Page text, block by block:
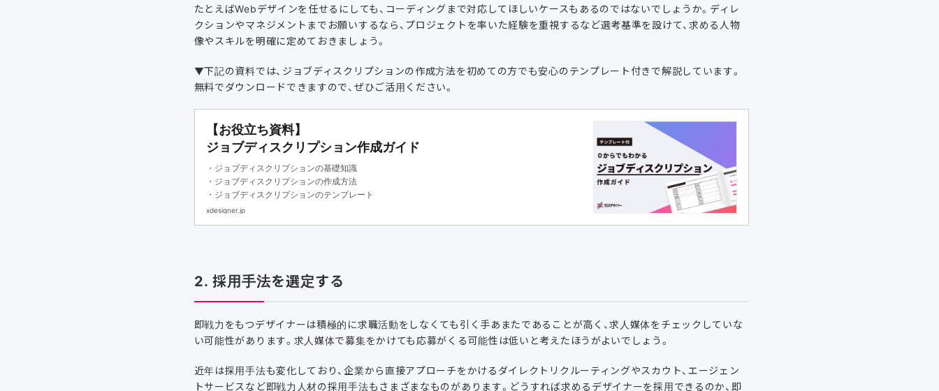
たとえばWebデザインを任せるにしても、コーディングまで対応してほしいケースもあるのではないでしょうか。ディレ
クションやマネジメントまでお願いするなら、プロジェクトを率いた経験を重視するなど選考基準を設けて、求める人物
像やスキルを明確に定めておきましょう。
▼下記の資料では、ジョブディスクリプションの作成方法を初めての方でも安心のテンプレート付きで解説しています。
無料でダウンロードできますので、ぜひご活用ください。
【お役立ち資料】
ジョブディスクリプション作成ガイド
・ジョブディスクリプションの基礎知識
・ジョブディスクリプションの作成方法
・ジョブディスクリプションのテンプレート
xdesigner.jp
2. 採用手法を選定する
即戦力をもつデザイナーは積極的に求職活動をしなくても引く手あまたであることが高く、求人媒体をチェックしていな
い可能性があります。求人媒体で募集をかけても応募がくる可能性は低いと考えたほうがよいでしょう。
近年は採用手法も変化しており、企業から直接アプローチをかけるダイレクトリクルーティングやスカウト、エージェン
トサービスなど即戦力人材の採用手法もさまざまなものがあります。どうすれば求めるデザイナーを採用できるのか、即